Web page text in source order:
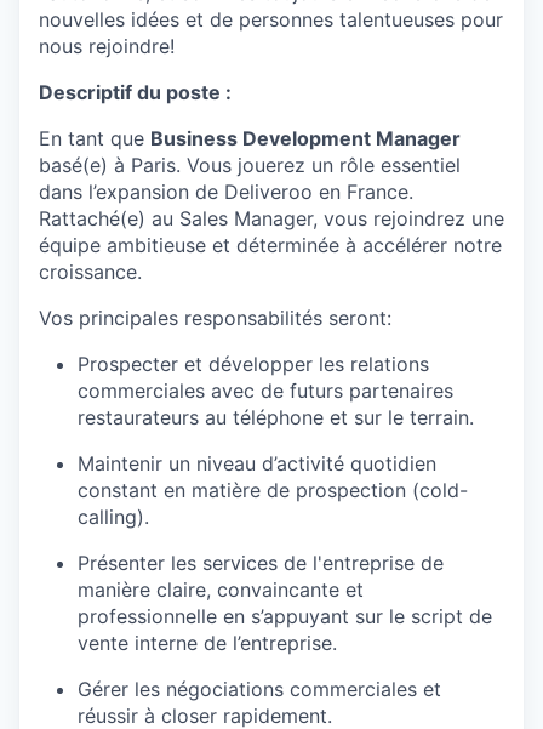
nouvelles idées et de personnes talentueuses pour
nous rejoindre!
Descriptif du poste :
En tant que Business Development Manager
basé(e) à Paris. Vous jouerez un rôle essentiel
dans l’expansion de Deliveroo en France.
Rattaché(e) au Sales Manager, vous rejoindrez une
équipe ambitieuse et déterminée à accélérer notre
croissance.
Vos principales responsabilités seront:
Prospecter et développer les relations
commerciales avec de futurs partenaires
restaurateurs au téléphone et sur le terrain.
Maintenir un niveau d’activité quotidien
constant en matière de prospection (cold-
calling).
Présenter les services de l'entreprise de
manière claire, convaincante et
professionnelle en s’appuyant sur le script de
vente interne de l’entreprise.
Gérer les négociations commerciales et
réussir à closer rapidement.